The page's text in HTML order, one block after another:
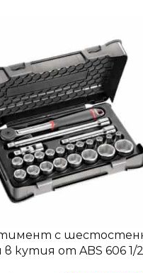
с
кутия от ABS 606 1/